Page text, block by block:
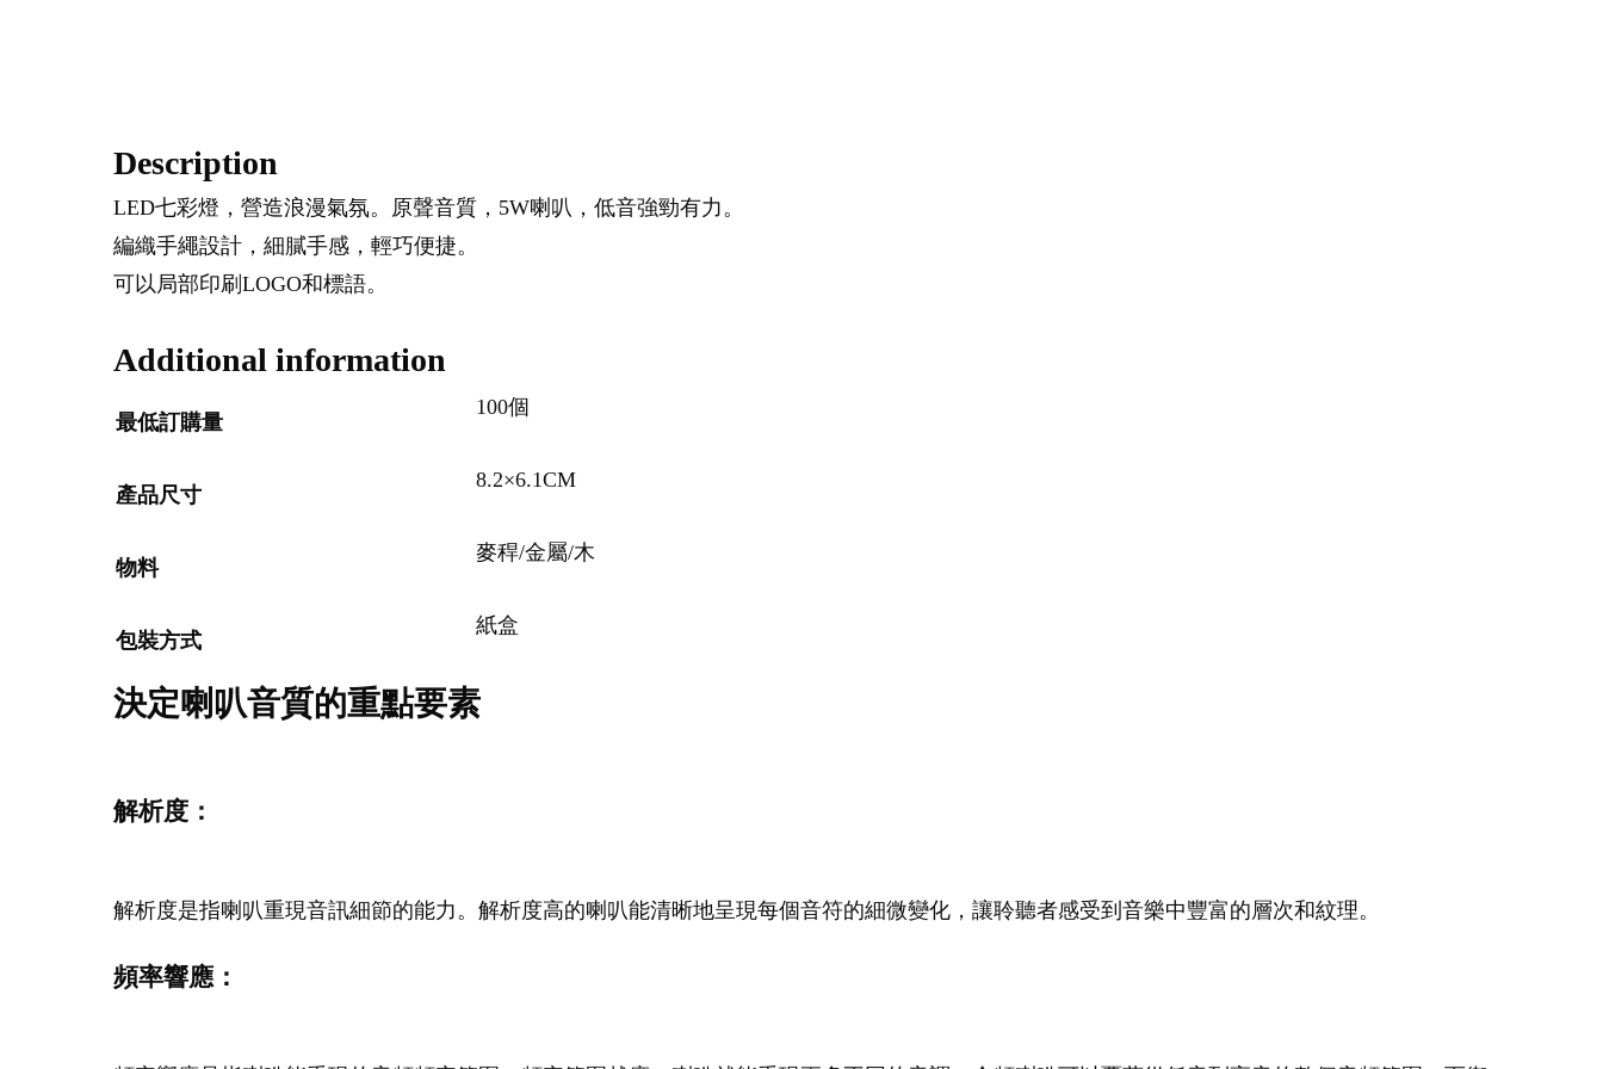
Description
LED七彩燈，營造浪漫氣氛。原聲音質，5W喇叭，低音強勁有力。
編織手繩設計，細膩手感，輕巧便捷。
可以局部印刷LOGO和標語。
Additional information
最低訂購量
100個
產品尺寸
8.2×6.1CM
物料
麥稈/金屬/木
包裝方式
紙盒
決定喇叭音質的重點要素
解析度：
解析度是指喇叭重現音訊細節的能力。解析度高的喇叭能清晰地呈現每個音符的細微變化，讓聆聽者感受到音樂中豐富的層次和紋理。
頻率響應：